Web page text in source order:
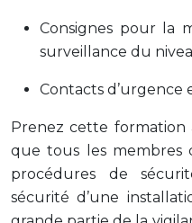
Consignes pour la
surveillance du
Contacts d’urgence
Prenez cette formation
que tous les membres
procédures de
sécurité d’une